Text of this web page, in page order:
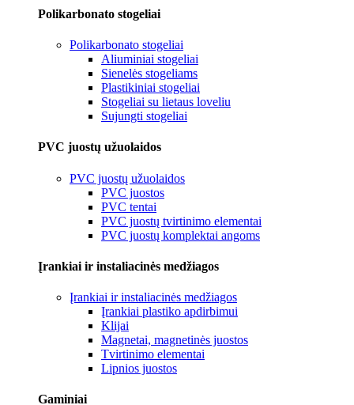
Polikarbonato stogeliai
Polikarbonato stogeliai
Aliuminiai stogeliai
Sienelės stogeliams
Plastikiniai stogeliai
Stogeliai su lietaus loveliu
Sujungti stogeliai
PVC juostų užuolaidos
PVC juostų užuolaidos
PVC juostos
PVC tentai
PVC juostų tvirtinimo elementai
PVC juostų komplektai angoms
Įrankiai ir instaliacinės medžiagos
Įrankiai ir instaliacinės medžiagos
Įrankiai plastiko apdirbimui
Klijai
Magnetai, magnetinės juostos
Tvirtinimo elementai
Lipnios juostos
Gaminiai